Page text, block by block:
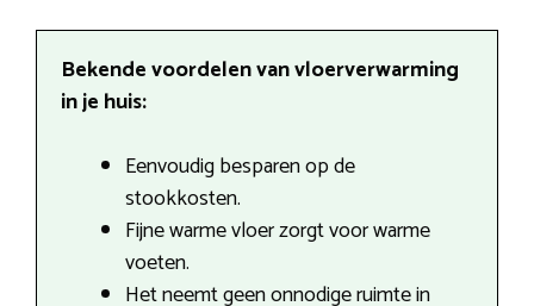
Bekende voordelen van vloerverwarming
in je huis:
Eenvoudig besparen op de
stookkosten.
Fijne warme vloer zorgt voor warme
voeten.
Het neemt geen onnodige ruimte in